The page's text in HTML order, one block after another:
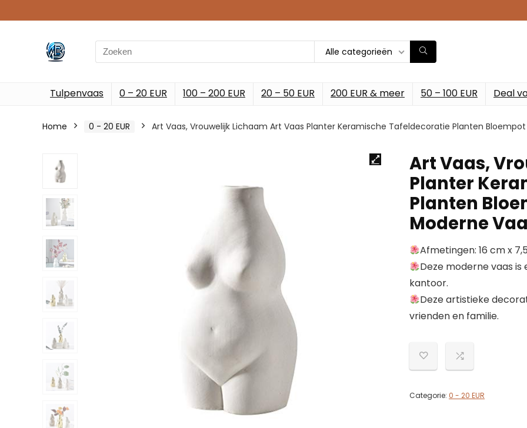
Search
for:
Alle categorieën
Tulpenvaas 0 – 20 EUR 100 – 200 EUR 20 – 50 EUR 200 EUR & meer 50 – 100 EUR Deal
Home 0 - 20 EUR Art Vaas, Vrouwelijk Lichaam Art Vaas Planter Keramische Tafeldecoratie Planten
Art Vaas,
Planter
Planten
Moderne
Afmetingen: 16 cm x
Deze moderne vaas
kantoor.
Deze artistieke
vrienden en familie.
Categorie: 0 - 20 EUR